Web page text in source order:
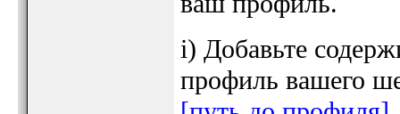
i) Добавьте
профиль вашего